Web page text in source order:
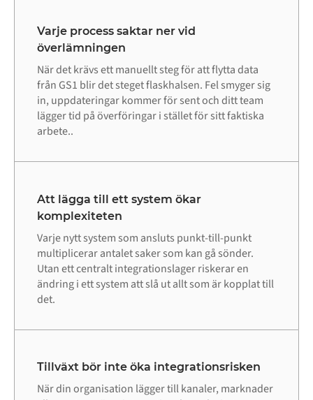
Varje process saktar ner vid
överlämningen
När det krävs ett manuellt steg för att flytta data
från GS1 blir det steget flaskhalsen. Fel smyger sig
in, uppdateringar kommer för sent och ditt team
lägger tid på överföringar i stället för sitt faktiska
arbete..
Att lägga till ett system ökar
komplexiteten
Varje nytt system som ansluts punkt-till-punkt
multiplicerar antalet saker som kan gå sönder.
Utan ett centralt integrationslager riskerar en
ändring i ett system att slå ut allt som är kopplat till
det.
Tillväxt bör inte öka integrationsrisken
När din organisation lägger till kanaler, marknader